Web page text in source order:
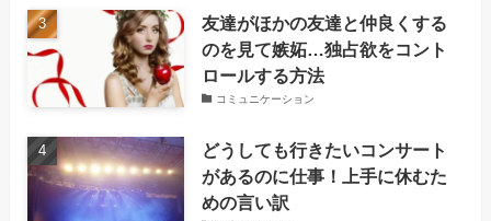
友達がほかの友達と仲良くする
のを見て嫉妬…独占欲をコント
ロールする方法
コミュニケーション
どうしても行きたいコンサート
があるのに仕事！上手に休むた
めの言い訳